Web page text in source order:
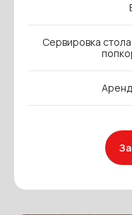
Сервировка